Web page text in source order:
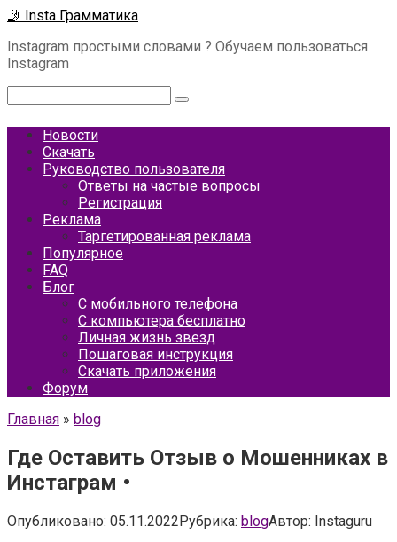
Перейти
контенту
🤳 Insta Грамматика
Instagram простыми словами ? Обучаем пользоваться
Instagram
Новости
Скачать
Руководство пользователя
Ответы на частые вопросы
Регистрация
Реклама
Таргетированная реклама
Популярное
FAQ
Блог
С мобильного телефона
С компьютера бесплатно
Личная жизнь звезд
Пошаговая инструкция
Скачать приложения
Форум
Главная » blog
Где Оставить Отзыв о Мошенниках в
Инстаграм •
Опубликовано: 05.11.2022Рубрика: blogАвтор: Instaguru